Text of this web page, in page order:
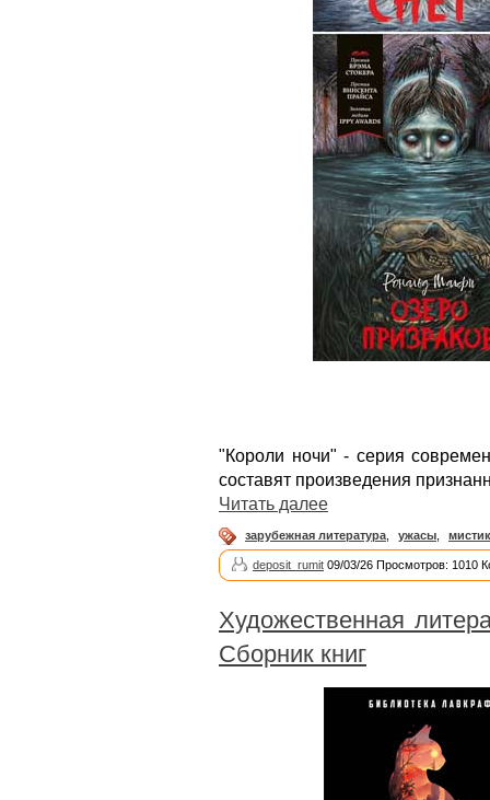
"Короли ночи" - серия
составят произведения
Читать далее
зарубежная литература ужасы
deposit_rumit 09/03/26 Просмотров: 1010
Художественная
Сборник книг